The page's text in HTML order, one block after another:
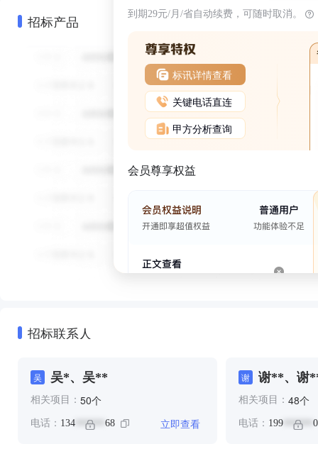
招标产品 到期29元/月/省自动续费，可随时取消。
标讯详情查看
关键电话直连
甲方分析查询
会员尊享权益
招标联系人
吴 吴*、吴**
相关项目： 50个
电话： 134 ****** 68 立即查看
谢 谢**、谢
相关项目： 48个
电话： 199******